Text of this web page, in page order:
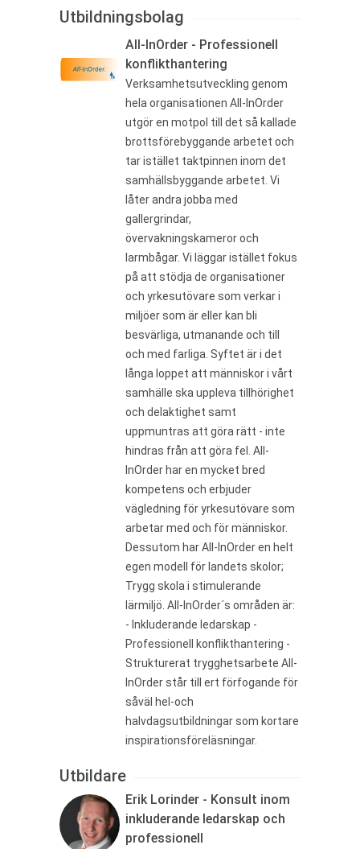
Utbildningsbolag
All-InOrder - Professionell
konflikthantering
Verksamhetsutveckling genom
hela organisationen All-InOrder
utgör en motpol till det så kallade
brottsförebyggande arbetet och
tar istället taktpinnen inom det
samhällsbyggande arbetet. Vi
låter andra jobba med
gallergrindar,
övervakningskameror och
larmbågar. Vi läggar istället fokus
på att stödja de organisationer
och yrkesutövare som verkar i
miljöer som är eller kan bli
besvärliga, utmanande och till
och med farliga. Syftet är i det
långa loppet att människor i vårt
samhälle ska uppleva tillhörighet
och delaktighet samt
uppmuntras att göra rätt - inte
hindras från att göra fel. All-
InOrder har en mycket bred
kompetens och erbjuder
vägledning för yrkesutövare som
arbetar med och för människor.
Dessutom har All-InOrder en helt
egen modell för landets skolor;
Trygg skola i stimulerande
lärmiljö. All-InOrder´s områden är:
- Inkluderande ledarskap -
Professionell konflikthantering -
Strukturerat trygghetsarbete All-
InOrder står till ert förfogande för
såväl hel-och
halvdagsutbildningar som kortare
inspirationsföreläsningar.
Utbildare
Erik Lorinder - Konsult inom
inkluderande ledarskap och
professionell